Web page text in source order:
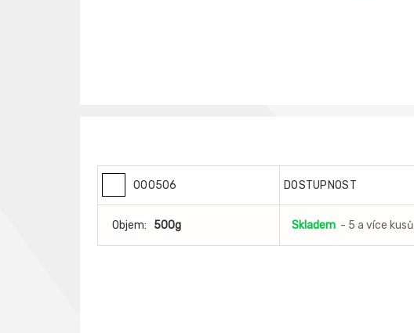
000506 DOSTUPNOST
Objem: 500g Skladem - 5 a více kusů